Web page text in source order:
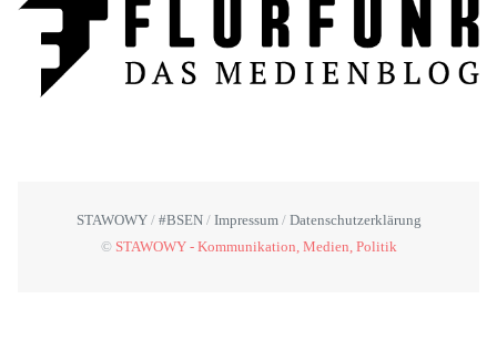
STAWOWY #BSEN Impressum
Datenschutzerklärung
© STAWOWY - Kommunikation, Medien, Politik